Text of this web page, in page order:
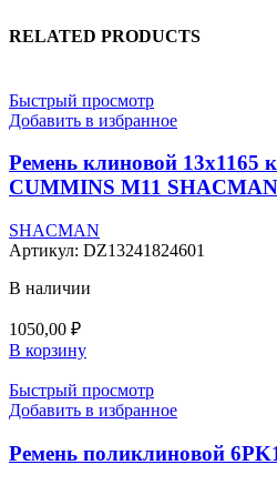
RELATED PRODUCTS
Быстрый просмотр
Добавить в избранное
Ремень клиновой 13х1165
CUMMINS M11
SHACMAN
Артикул: DZ13241824601
В наличии
1050,00 ₽
В корзину
Быстрый просмотр
Добавить в избранное
Ремень поликлиновой